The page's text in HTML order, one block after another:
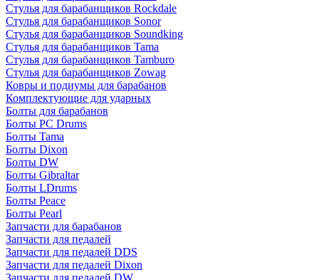
Стулья для барабанщиков Rockdale
Стулья для барабанщиков Sonor
Стулья для барабанщиков Soundking
Стулья для барабанщиков Tama
Стулья для барабанщиков Tamburo
Стулья для барабанщиков Zowag
Ковры и подиумы для барабанов
Комплектующие для ударных
Болты для барабанов
Болты PC Drums
Болты Tama
Болты Dixon
Болты DW
Болты Gibraltar
Болты LDrums
Болты Peace
Болты Pearl
Запчасти для барабанов
Запчасти для педалей
Запчасти для педалей DDS
Запчасти для педалей Dixon
Запчасти для педалей DW